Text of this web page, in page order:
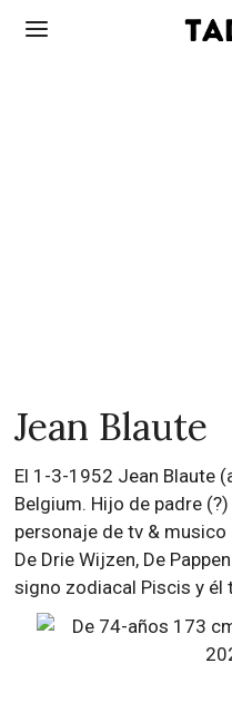
Jean Blaute
El 1-3-1952 Jean Blaute
Belgium. Hijo de padre
personaje de tv &
De Drie Wijzen, De
signo zodiacal Piscis y él